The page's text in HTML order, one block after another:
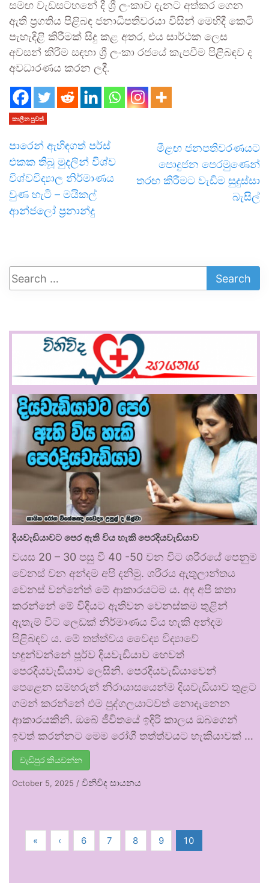
සමඟ වැඩසටහනේ දී ශ්‍රී ලංකාව දැනට අත්කර ගෙන
ඇති ප්‍රගතිය පිළිබඳ ජනාධිපතිවරයා විසින් මෙහිදී කෙටි
පැහැදිළි කිරීමක් සිදු කළ අතර, එය සාර්ථක ලෙස
අවසන් කිරීම සඳහා ශ්‍රී ලංකා රජයේ කැපවීම පිළිබඳව ද
අවධාරණය කරන ලදී.
කාලීන පුවත්
පාරෙන් ඇහිඳගත් පර්ස්
එකක තිබූ මුදලින් විශ්ව
විශ්වවිද්‍යාල නිර්මාණය
වුණ හැටි – මයිකල්
ආන්ජලෝ ප්‍රනාන්දු
මීළඟ ජනපතිවරණයට
පොදුජන පෙරමුණෙන්
තරඟ කිරීමට වැඩිම සුදුස්සා
බැසිල්
දියවැඩියාවට පෙර ඇති විය හැකි පෙරදියවැඩියාව
වයස 20 – 30 පසු වී 40 -50 වන විට ශරීරයේ පෙනුම
වෙනස් වන අන්දම අපි දනිමු. ශරීරය ඇතුලාන්තය
වෙනස් වන්නේත් මේ ආකාරයටම ය. අද අපි කතා
කරන්නේ මේ විදියට ඇතිවන වෙනස්කම තුළින්
ඇතැම් විට ලෙඩක් නිර්මාණය විය හැකි අන්දම
පිළිබඳව ය. මේ තත්ත්වය වෛද්‍ය විද්‍යාවේ
හඳුන්වන්නේ පූර්ව දියවැඩියාව හෙවත්
පෙරදියවැඩියාව ලෙසිනි. පෙරදියවැඩියාවෙන්
පෙළෙන සමහරුන් නිරායාසයෙන්ම දියවැඩියාව තුළට
ගමන් කරන්නේ එම පුද්ගලයාටවත් නොදැනෙන
ආකාරයකිනි. ඔබේ ජීවිතයේ ඉදිරි කාලය ඔබගෙන්
ඉවත් කරන්නට මෙම රෝගී තත්ත්වයට හැකියාවක් …
වැඩිපුර කියවන්න
October 5, 2025 / විනිවිද සායනය
« ‹ 6 7 8 9 10